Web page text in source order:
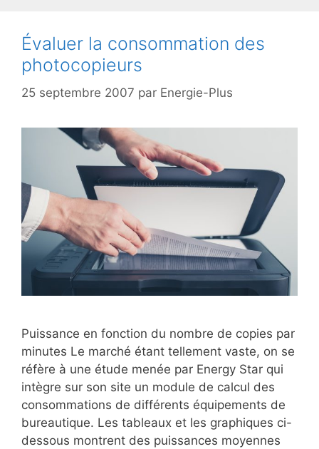
Évaluer la consommation des
photocopieurs
25 septembre 2007 par Energie-Plus
Puissance en fonction du nombre de copies par
minutes Le marché étant tellement vaste, on se
réfère à une étude menée par Energy Star qui
intègre sur son site un module de calcul des
consommations de différents équipements de
bureautique. Les tableaux et les graphiques ci-
dessous montrent des puissances moyennes